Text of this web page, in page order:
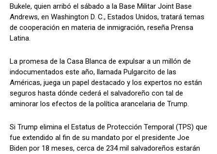
Bukele, quien arribó el sábado a la Base Militar Joint Base
Andrews, en Washington D. C., Estados Unidos, tratará temas
de cooperación en materia de inmigración, reseña Prensa
Latina.
La promesa de la Casa Blanca de expulsar a un millón de
indocumentados este año, llamada Pulgarcito de las
Américas, juega un papel destacado y los expertos no están
seguros hasta dónde cederá el salvadoreño con tal de
aminorar los efectos de la política arancelaria de Trump.
Si Trump elimina el Estatus de Protección Temporal (TPS) que
fue extendido al fin de su mandato por el presidente Joe
Biden por 18 meses, cerca de 234 mil salvadoreños estarán